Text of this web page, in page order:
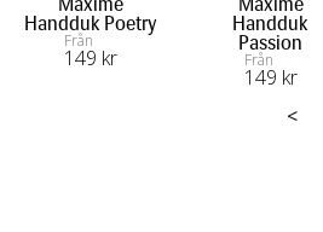
Handduk Poetry
Från
149 kr
Handduk
Passion
Från
149 kr
<